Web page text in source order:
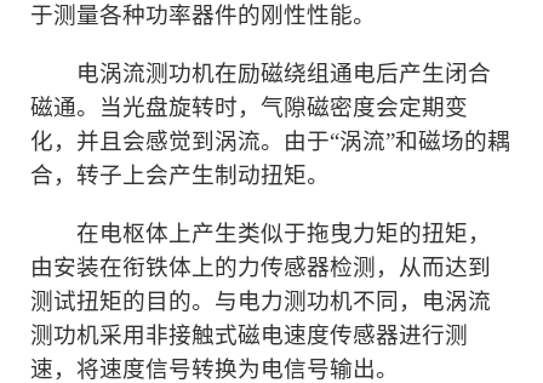
于测量各种功率器件的刚性性能。
电涡流测功机在励磁绕组通电后产生闭合
磁通。当光盘旋转时，气隙磁密度会定期变
化，并且会感觉到涡流。由于“涡流”和磁场的耦
合，转子上会产生制动扭矩。
在电枢体上产生类似于拖曳力矩的扭矩，
由安装在衔铁体上的力传感器检测，从而达到
测试扭矩的目的。与电力测功机不同，电涡流
测功机采用非接触式磁电速度传感器进行测
速，将速度信号转换为电信号输出。